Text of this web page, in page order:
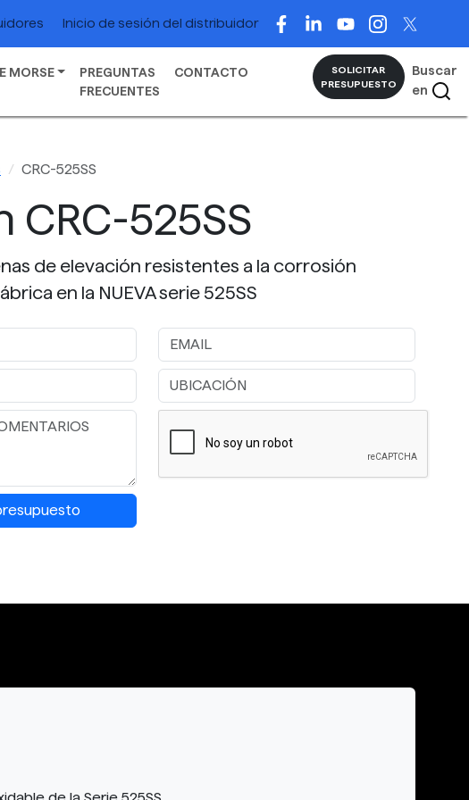
Inicio de sesión del distribuidor
MORSE
PREGUNTAS
FRECUENTES
CONTACTO
SOLICITAR
PRESUPUESTO
Buscar
en
CRC-525SS
CRC-525SS
de elevación resistentes a la corrosión
en la NUEVA serie 525SS